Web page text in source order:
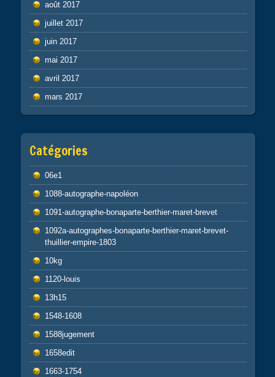
août 2017
juillet 2017
juin 2017
mai 2017
avril 2017
mars 2017
Catégories
06e1
1088-autographe-napoléon
1091-autographe-bonaparte-berthier-maret-brevet
1092a-autographes-bonaparte-berthier-maret-brevet-
thuillier-empire-1803
10kg
1120-louis
13h15
1548-1608
1588jugement
1658edit
1663-1754